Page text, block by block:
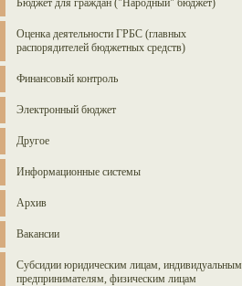
Бюджет для граждан ("Народный" бюджет)
Оценка деятельности ГРБС (главных
распорядителей бюджетных средств)
Финансовый контроль
Электронный бюджет
Другое
Информационные системы
Архив
Вакансии
Субсидии юридическим лицам, индивидуальным
предпринимателям, физическим лицам